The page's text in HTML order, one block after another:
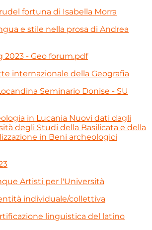
fortuna di Isabella Morra
e stile nella prosa di Andrea
2023 - Geo forum.pdf
internazionale della Geografia
Seminario Donise - SU
in Lucania Nuovi dati dagli
degli Studi della Basilicata e della
in Beni archeologici
Artisti per l'Università
individuale/collettiva
linguistica del latino